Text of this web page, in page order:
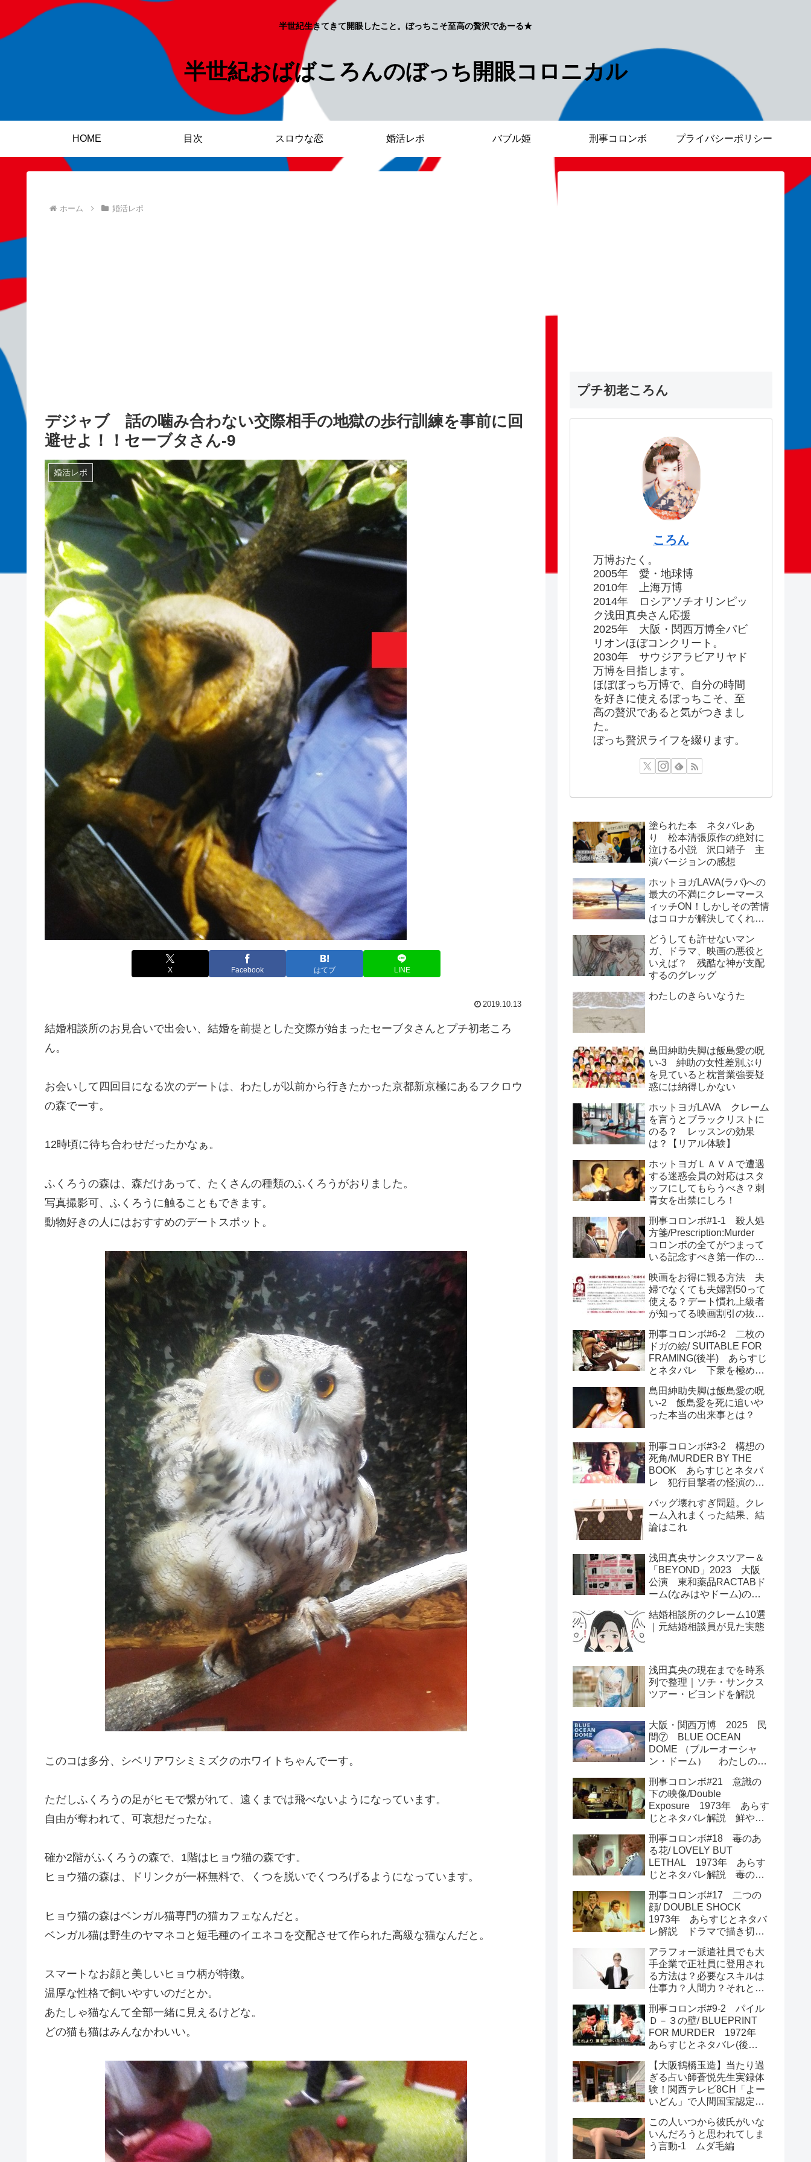
半世紀生きてきて開眼したこと。ぼっちこそ至高の贅沢であーる★
半世紀おばばころんのぼっち開眼コロニカル
HOME 目次 スロウな恋 婚活レポ バブル姫 刑事コロンボ プライバシーポリシー
ホーム 婚活レポ
デジャブ 話の噛み合わない交際相手の地獄の歩行訓練を事前に回
避せよ！！セーブタさん-9
婚活レポ
X Facebook はてブ LINE
2019.10.13
結婚相談所のお見合いで出会い、結婚を前提とした交際が始まったセーブタさんとプチ初老ころ
ん。
お会いして四回目になる次のデートは、わたしが以前から行きたかった京都新京極にあるフクロウ
の森でーす。
12時頃に待ち合わせだったかなぁ。
ふくろうの森は、森だけあって、たくさんの種類のふくろうがおりました。
写真撮影可、ふくろうに触ることもできます。
動物好きの人にはおすすめのデートスポット。
このコは多分、シベリアワシミミズクのホワイトちゃんでーす。
ただしふくろうの足がヒモで繋がれて、遠くまでは飛べないようになっています。
自由が奪われて、可哀想だったな。
確か2階がふくろうの森で、1階はヒョウ猫の森です。
ヒョウ猫の森は、ドリンクが一杯無料で、くつを脱いでくつろげるようになっています。
ヒョウ猫の森はベンガル猫専門の猫カフェなんだと。
ベンガル猫は野生のヤマネコと短毛種のイエネコを交配させて作られた高級な猫なんだと。
スマートなお顔と美しいヒョウ柄が特徴。
温厚な性格で飼いやすいのだとか。
あたしゃ猫なんて全部一緒に見えるけどな。
どの猫も猫はみんなかわいい。
プチ初老ころん
ころん
万博おたく。
2005年 愛・地球博
2010年 上海万博
2014年 ロシアソチオリンピッ
ク浅田真央さん応援
2025年 大阪・関西万博全パビ
リオンほぼコンクリート。
2030年 サウジアラビアリヤド
万博を目指します。
ほぼぼっち万博で、自分の時間
を好きに使えるぼっちこそ、至
高の贅沢であると気がつきまし
た。
ぼっち贅沢ライフを綴ります。
塗られた本 ネタバレあ
り 松本清張原作の絶対に
泣ける小説 沢口靖子 主
演バージョンの感想
ホットヨガLAVA(ラバ)への
最大の不満にクレーマース
ィッチON！しかしその苦情
はコロナが解決してくれ
どうしても許せないマン
ガ、ドラマ、映画の悪役と
いえば？ 残酷な神が支配
するのグレッグ
わたしのきらいなうた
島田紳助失脚は飯島愛の呪
い-3 紳助の女性差別ぶり
を見ていると枕営業強要疑
惑には納得しかない
ホットヨガLAVA クレーム
を言うとブラックリストに
のる？ レッスンの効果
は？【リアル体験】
ホットヨガＬＡＶＡで遭遇
する迷惑会員の対応はスタ
ッフにしてもらうべき？刺
青女を出禁にしろ！
刑事コロンボ#1-1 殺人処
方箋/Prescription:Murder
コロンボの全てがつまって
いる記念すべき第一作のあ
映画をお得に観る方法 夫
婦でなくても夫婦割50って
使える？デート慣れ上級者
が知ってる映画割引の抜け
刑事コロンボ#6-2 二枚の
ドガの絵/ SUITABLE FOR
FRAMING(後半) あらすじ
とネタバレ 下衆を極めた
島田紳助失脚は飯島愛の呪
い-2 飯島愛を死に追いや
った本当の出来事とは？
刑事コロンボ#3-2 構想の
死角/MURDER BY THE
BOOK あらすじとネタバ
レ 犯行目撃者の怪演の秘
ストの謎二つ
バッグ壊れすぎ問題。クレ
ーム入れまくった結果、結
論はこれ
浅田真央サンクスツアー＆
「BEYOND」2023 大阪
公演 東和薬品RACTABド
ーム(なみはやドーム)の座
席のメリットは？
結婚相談所のクレーム10選
｜元結婚相談員が見た実態
浅田真央の現在までを時系
列で整理｜ソチ・サンクス
ツアー・ビヨンドを解説
大阪・関西万博 2025 民
間⑦ BLUE OCEAN
DOME （ブルーオーシャ
ン・ドーム） わたしの海
刑事コロンボ#21 意識の
下の映像/Double
Exposure 1973年 あらす
じとネタバレ解説 鮮やか
刑事コロンボ#18 毒のあ
る花/ LOVELY BUT
LETHAL 1973年 あらす
じとネタバレ解説 毒のあ
刑事コロンボ#17 二つの
顔/ DOUBLE SHOCK
1973年 あらすじとネタバ
レ解説 ドラマで描き切れ
が読み解く
アラフォー派遣社員でも大
手企業で正社員に登用され
る方法は？必要なスキルは
仕事力？人間力？それとも
刑事コロンボ#9-2 パイル
Ｄ－３の壁/ BLUEPRINT
FOR MURDER 1972年
あらすじとネタバレ(後
でん返し
【大阪鶴橋玉造】当たり過
ぎる占い師蒼悦先生実録体
験！関西テレビ8CH「よー
いどん」で人間国宝認定
ヴィンテージ
この人いつから彼氏がいな
いんだろうと思われてしま
う言動-1 ムダ毛編